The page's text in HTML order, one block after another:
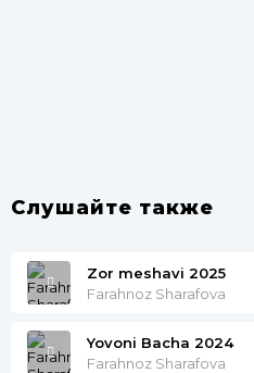
Слушайте также
Zor meshavi 2025
Farahnoz Sharafova
Yovoni Bacha 2024
Farahnoz Sharafova